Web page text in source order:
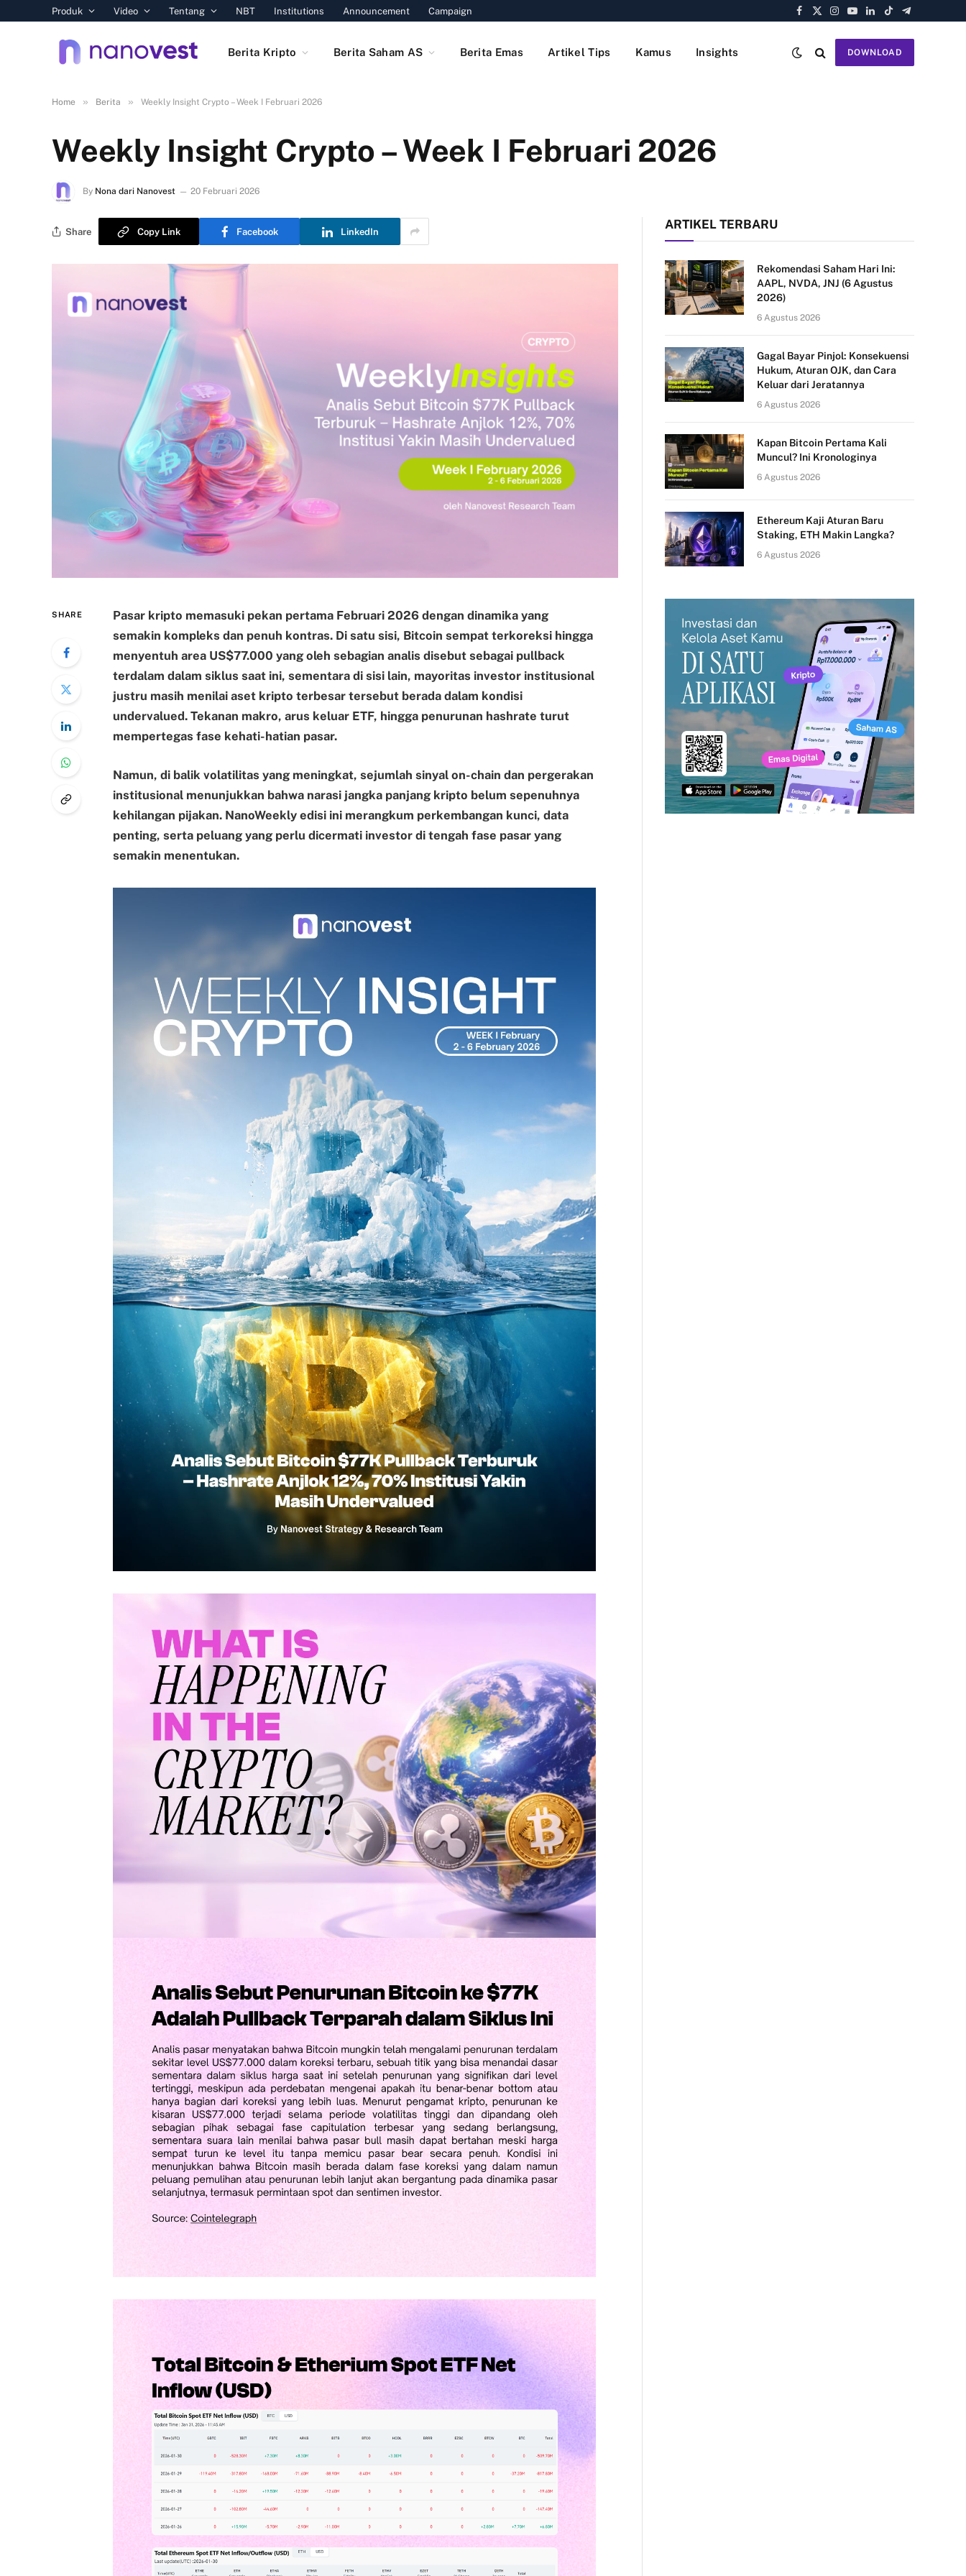
Produk Video Tentang NBT Institutions Announcement Campaign
Facebook
X
Instagram
YouTube
LinkedIn
TikTokTelegram
Berita Kripto Berita Saham AS Berita Emas Artikel Tips Kamus Insights DOWNLOAD
Home » Berita » Weekly Insight Crypto – Week I Februari 2026
Weekly Insight Crypto – Week I Februari 2026
By Nona dari Nanovest 20 Februari 2026
Share Copy Link Facebook LinkedIn
SHARE
Pasar kripto memasuki pekan pertama Februari 2026 dengan dinamika yang
semakin kompleks dan penuh kontras. Di satu sisi, Bitcoin sempat terkoreksi hingga
menyentuh area US$77.000 yang oleh sebagian analis disebut sebagai pullback
terdalam dalam siklus saat ini, sementara di sisi lain, mayoritas investor institusional
justru masih menilai aset kripto terbesar tersebut berada dalam kondisi
undervalued. Tekanan makro, arus keluar ETF, hingga penurunan hashrate turut
mempertegas fase kehati-hatian pasar.
Namun, di balik volatilitas yang meningkat, sejumlah sinyal on-chain dan pergerakan
institusional menunjukkan bahwa narasi jangka panjang kripto belum sepenuhnya
kehilangan pijakan. NanoWeekly edisi ini merangkum perkembangan kunci, data
penting, serta peluang yang perlu dicermati investor di tengah fase pasar yang
semakin menentukan.
ARTIKEL TERBARU
Rekomendasi Saham Hari Ini:
AAPL, NVDA, JNJ (6 Agustus
2026)
6 Agustus 2026
Gagal Bayar Pinjol: Konsekuensi
Hukum, Aturan OJK, dan Cara
Keluar dari Jeratannya
6 Agustus 2026
Kapan Bitcoin Pertama Kali
Muncul? Ini Kronologinya
6 Agustus 2026
Ethereum Kaji Aturan Baru
Staking, ETH Makin Langka?
6 Agustus 2026